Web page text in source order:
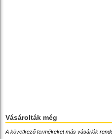
Vásárolták még
A következő termékeket más vásárlók